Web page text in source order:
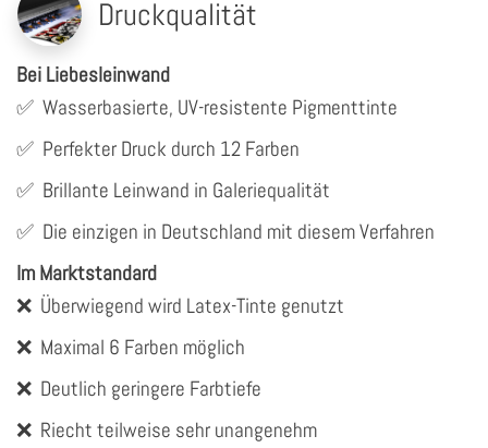
Druckqualität
Bei Liebesleinwand
✅ Wasserbasierte, UV-resistente Pigmenttinte
✅ Perfekter Druck durch 12 Farben
✅ Brillante Leinwand in Galeriequalität
✅ Die einzigen in Deutschland mit diesem Verfahren
Im Marktstandard
❌ Überwiegend wird Latex-Tinte genutzt
❌ Maximal 6 Farben möglich
❌ Deutlich geringere Farbtiefe
❌ Riecht teilweise sehr unangenehm